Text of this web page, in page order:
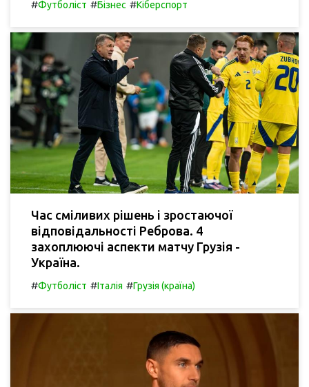
#Футболіст #Бізнес #Кіберспорт
Час сміливих рішень і зростаючої
відповідальності Реброва. 4
захоплюючі аспекти матчу Грузія -
Україна.
#Футболіст #Італія #Грузія (країна)